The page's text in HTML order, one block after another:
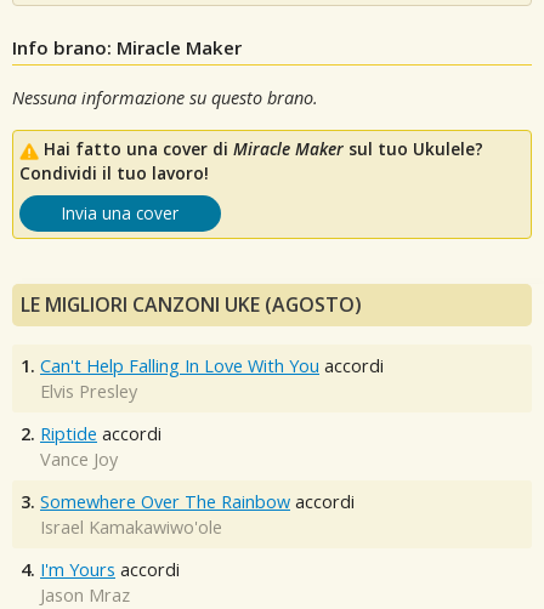
Info brano: Miracle Maker
Nessuna informazione su questo brano.
Hai fatto una cover di Miracle Maker sul tuo Ukulele?
Condividi il tuo lavoro!
Invia una cover
LE MIGLIORI CANZONI UKE (AGOSTO)
1. Can't Help Falling In Love With You accordi
Elvis Presley
2. Riptide accordi
Vance Joy
3. Somewhere Over The Rainbow accordi
Israel Kamakawiwo'ole
4. I'm Yours accordi
Jason Mraz